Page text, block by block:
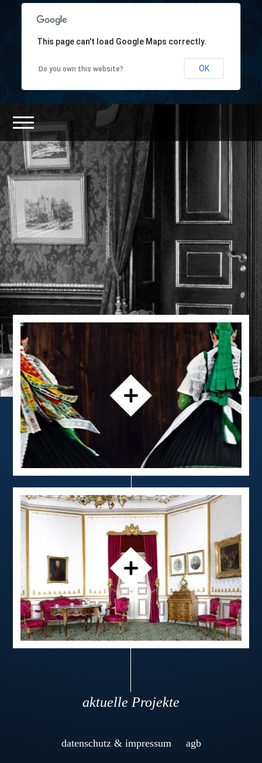
aktuelle Projekte
datenschutz & impressum agb
This page can't load Google Maps correctly.
Do you own this website? OK